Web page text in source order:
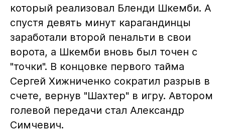
который реализовал Бленди Шкемби. А
спустя девять минут карагандинцы
заработали второй пенальти в свои
ворота, а Шкемби вновь был точен с
"точки". В концовке первого тайма
Сергей Хижниченко сократил разрыв в
счете, вернув "Шахтер" в игру. Автором
голевой передачи стал Александр
Симчевич.